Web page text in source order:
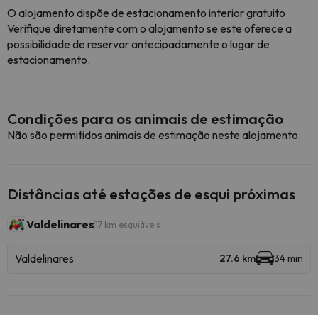
O alojamento dispõe de estacionamento interior gratuito
Verifique diretamente com o alojamento se este oferece a
possibilidade de reservar antecipadamente o lugar de
estacionamento.
Condições para os animais de estimação
Não são permitidos animais de estimação neste alojamento.
Distâncias até estações de esqui próximas
Valdelinares17 km esquiáveis
Valdelinares 27.6 km 34 min